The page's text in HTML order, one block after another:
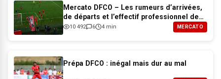
Mercato DFCO – Les rumeurs d’arrivées,
de départs et l’effectif professionnel de
Dijon pour 2026-2027
10 492 6 4 min MERCATO
Prépa DFCO : inégal mais dur au mal